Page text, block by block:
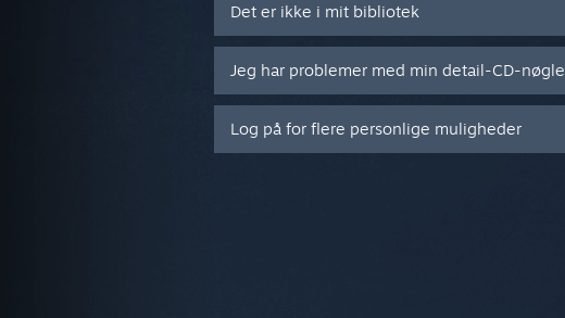
Det er ikke i mit bibliotek
Jeg har problemer med min detail-CD-nøgle
Log på for flere personlige muligheder